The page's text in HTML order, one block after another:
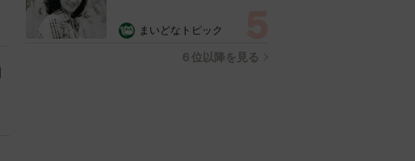
ングフォト」計画を明言
まいどなトピック
６位以降を見る